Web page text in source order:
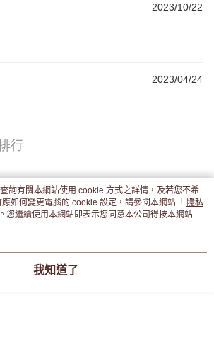
2023/10/22
2023/04/24
行
詢有關本網站使用 cookie 方式之詳情，及若您不希
如何變更電腦的 cookie 設定，請參閱本網站「 隱私
您繼續使用本網站即表示您同意本公司得按本網站使
cookie。
我知道了